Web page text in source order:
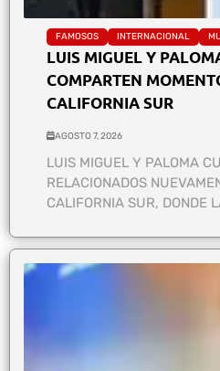
FAMOSOS INTERNACIONAL
LUIS MIGUEL Y
COMPARTEN
CALIFORNIA SUR
AGOSTO 7, 2026
LUIS MIGUEL Y PALOMA
RELACIONADOS
CALIFORNIA SUR, DONDE